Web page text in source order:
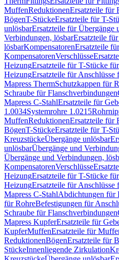
MuffenReduktionenErsatzteile für
BögenT-StückeErsatzteile für T-
unlösbarErsatzteile für Übergänge
Verbindungen, lösbarErsatzteile
lösbarKompensatorenErsatzteile für
KompensatorenVerschlüsse
HeizungErsatzteile für T-Stücke
HeizungErsatzteile für Anschlüsse
Mapress ThermSchutzkappen für
Schraube für Flanschverbindungen
Mapress C-StahlErsatzteile für
1.0034Systemrohre 1.0215
MuffenReduktionenErsatzteile für
BögenT-StückeErsatzteile für T-
KreuzstückeÜbergänge unlösbar
unlösbarÜbergänge und
Übergänge und Verbindungen,
KompensatorenVerschlüsse
HeizungErsatzteile für T-Stücke
HeizungErsatzteile für Anschlüsse
Mapress C-StahlAbdichtungen für
für RohreBefestigungen für
Schraube für Flanschverbindungen
Mapress KupferErsatzteile für
KupferMuffenErsatzteile für
ReduktionenBögenErsatzteile für
StückeInnenliegende Zirkulation